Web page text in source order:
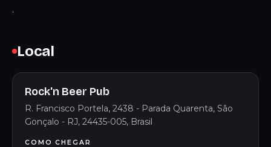
.
Local
Rock'n Beer Pub
R. Francisco Portela, 2438 - Parada Quarenta, São
Gonçalo - RJ, 24435-005, Brasil
COMO CHEGAR